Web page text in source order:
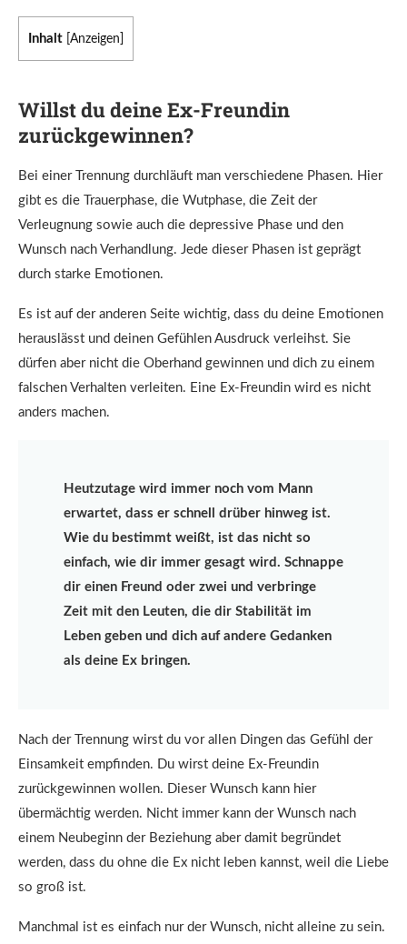
Inhalt Anzeigen
Willst du deine Ex-Freundin
zurückgewinnen?
Bei einer Trennung durchläuft man verschiedene Phasen. Hier
gibt es die Trauerphase, die Wutphase, die Zeit der
Verleugnung sowie auch die depressive Phase und den
Wunsch nach Verhandlung. Jede dieser Phasen ist geprägt
durch starke Emotionen.
Es ist auf der anderen Seite wichtig, dass du deine Emotionen
herauslässt und deinen Gefühlen Ausdruck verleihst. Sie
dürfen aber nicht die Oberhand gewinnen und dich zu einem
falschen Verhalten verleiten. Eine Ex-Freundin wird es nicht
anders machen.
Heutzutage wird immer noch vom Mann
erwartet, dass er schnell drüber hinweg ist.
Wie du bestimmt weißt, ist das nicht so
einfach, wie dir immer gesagt wird. Schnappe
dir einen Freund oder zwei und verbringe
Zeit mit den Leuten, die dir Stabilität im
Leben geben und dich auf andere Gedanken
als deine Ex bringen.
Nach der Trennung wirst du vor allen Dingen das Gefühl der
Einsamkeit empfinden. Du wirst deine Ex-Freundin
zurückgewinnen wollen. Dieser Wunsch kann hier
übermächtig werden. Nicht immer kann der Wunsch nach
einem Neubeginn der Beziehung aber damit begründet
werden, dass du ohne die Ex nicht leben kannst, weil die Liebe
so groß ist.
Manchmal ist es einfach nur der Wunsch, nicht alleine zu sein.